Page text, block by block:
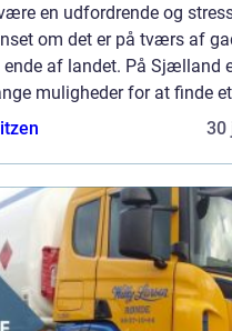
en udfordrende og
om det er på tværs af
af landet. På Sjælland
muligheder for at finde et
30